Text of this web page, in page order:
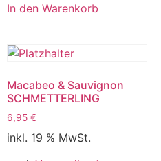
In den Warenkorb
Macabeo & Sauvignon
SCHMETTERLING
6,95 €
inkl. 19 % MwSt.